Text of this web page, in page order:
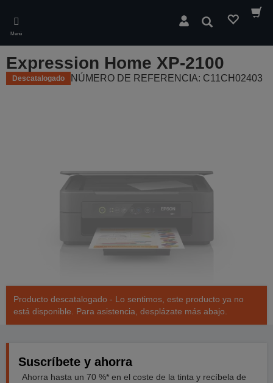
main
content
Menú
Buscar
Expression Home XP-2100
Descatalogado NÚMERO DE REFERENCIA: C11CH02403
Producto descatalogado - Lo sentimos, este producto ya no
está disponible. Para asistencia, desplázate más abajo.
Suscríbete y ahorra
Ahorra hasta un 70 %* en el coste de la tinta y recíbela de